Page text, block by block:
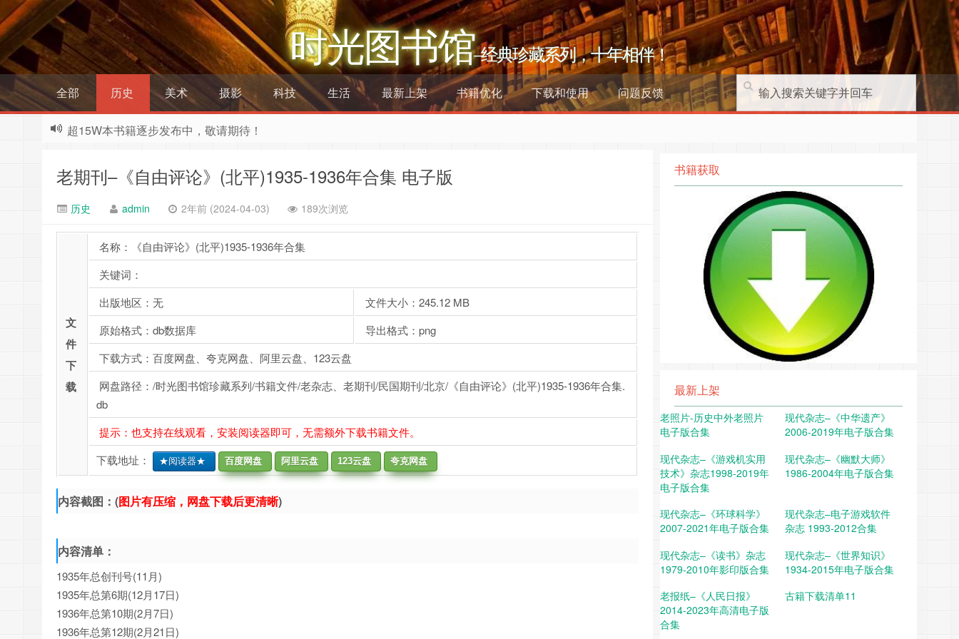
时光图书馆–经典珍藏系列，十年相伴！
全部 历史 美术 摄影 科技 生活 最新上架 书籍优化 下载和使用 问题反馈
超15W本书籍逐步发布中，敬请期待！
老期刊–《自由评论》(北平)1935-1936年合集 电子版
历史 admin 2年前 (2024-04-03) 189次浏览
文
件
下
载
名称：《自由评论》(北平)1935-1936年合集
关键词：
出版地区：无
文件大小：245.12 MB
原始格式：db数据库
导出格式：png
下载方式：百度网盘、夸克网盘、阿里云盘、123云盘
网盘路径：/时光图书馆珍藏系列/书籍文件/老杂志、老期刊/民国期刊/北京/《自由评论》(北平)1935-1936年合集.
db
提示：也支持在线观看，安装阅读器即可，无需额外下载书籍文件。
下载地址：
★阅读器★ 百度网盘 阿里云盘 123云盘 夸克网盘
内容截图：(图片有压缩，网盘下载后更清晰)
内容清单：
1935年总创刊号(11月)
1935年总第6期(12月17日)
1936年总第10期(2月7日)
1936年总第12期(2月21日)
书籍获取
最新上架
老照片-历史中外老照片
电子版合集
现代杂志–《中华遗产》
2006-2019年电子版合集
现代杂志–《游戏机实用
技术》杂志1998-2019年
电子版合集
现代杂志–《幽默大师》
1986-2004年电子版合集
现代杂志–《环球科学》
2007-2021年电子版合集
现代杂志–电子游戏软件
杂志 1993-2012合集
现代杂志–《读书》杂志
1979-2010年影印版合集
现代杂志–《世界知识》
1934-2015年电子版合集
老报纸–《人民日报》
2014-2023年高清电子版
合集
古籍下载清单11